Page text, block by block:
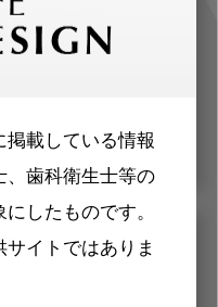
掲載している情報
、歯科衛生士等の
したものです。
イトではありま
届けします。